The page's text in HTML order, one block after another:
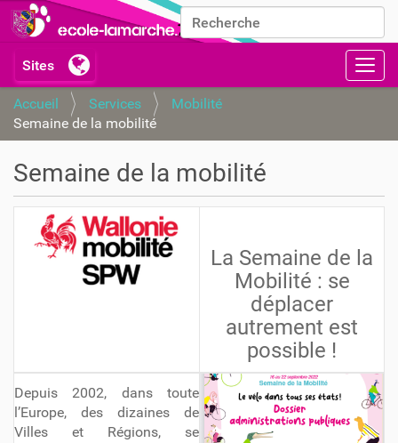
Chercher par
Recherche avancée…
Accueil Services
Mobilité
Semaine de la mobilité
Semaine de la mobilité
La Semaine de la
Mobilité : se
déplacer
autrement est
possible !
Depuis 2002, dans toute
l’Europe, des dizaines de
Villes et Régions, se